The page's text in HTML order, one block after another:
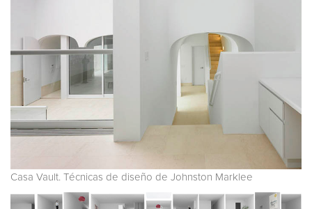
Casa Vault. Técnicas de diseño de Johnston Marklee